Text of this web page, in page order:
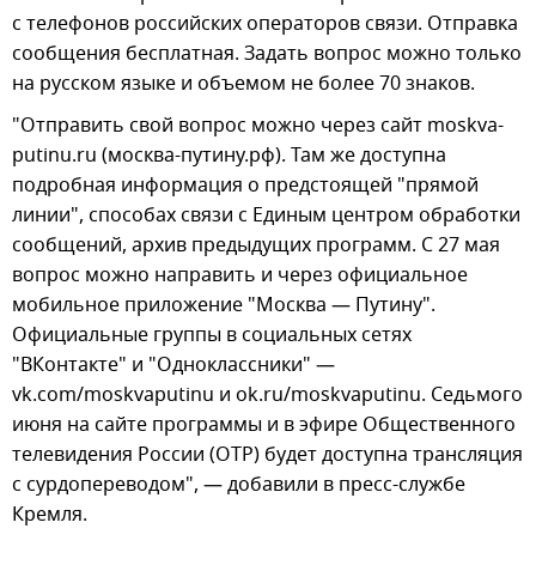
с телефонов российских операторов связи. Отправка
сообщения бесплатная. Задать вопрос можно только
на русском языке и объемом не более 70 знаков.
"Отправить свой вопрос можно через сайт moskva-
putinu.ru (москва-путину.рф). Там же доступна
подробная информация о предстоящей "прямой
линии", способах связи с Единым центром обработки
сообщений, архив предыдущих программ. С 27 мая
вопрос можно направить и через официальное
мобильное приложение "Москва — Путину".
Официальные группы в социальных сетях
"ВКонтакте" и "Одноклассники" —
vk.com/moskvaputinu и ok.ru/moskvaputinu. Седьмого
июня на сайте программы и в эфире Общественного
телевидения России (ОТР) будет доступна трансляция
с сурдопереводом", — добавили в пресс-службе
Кремля.